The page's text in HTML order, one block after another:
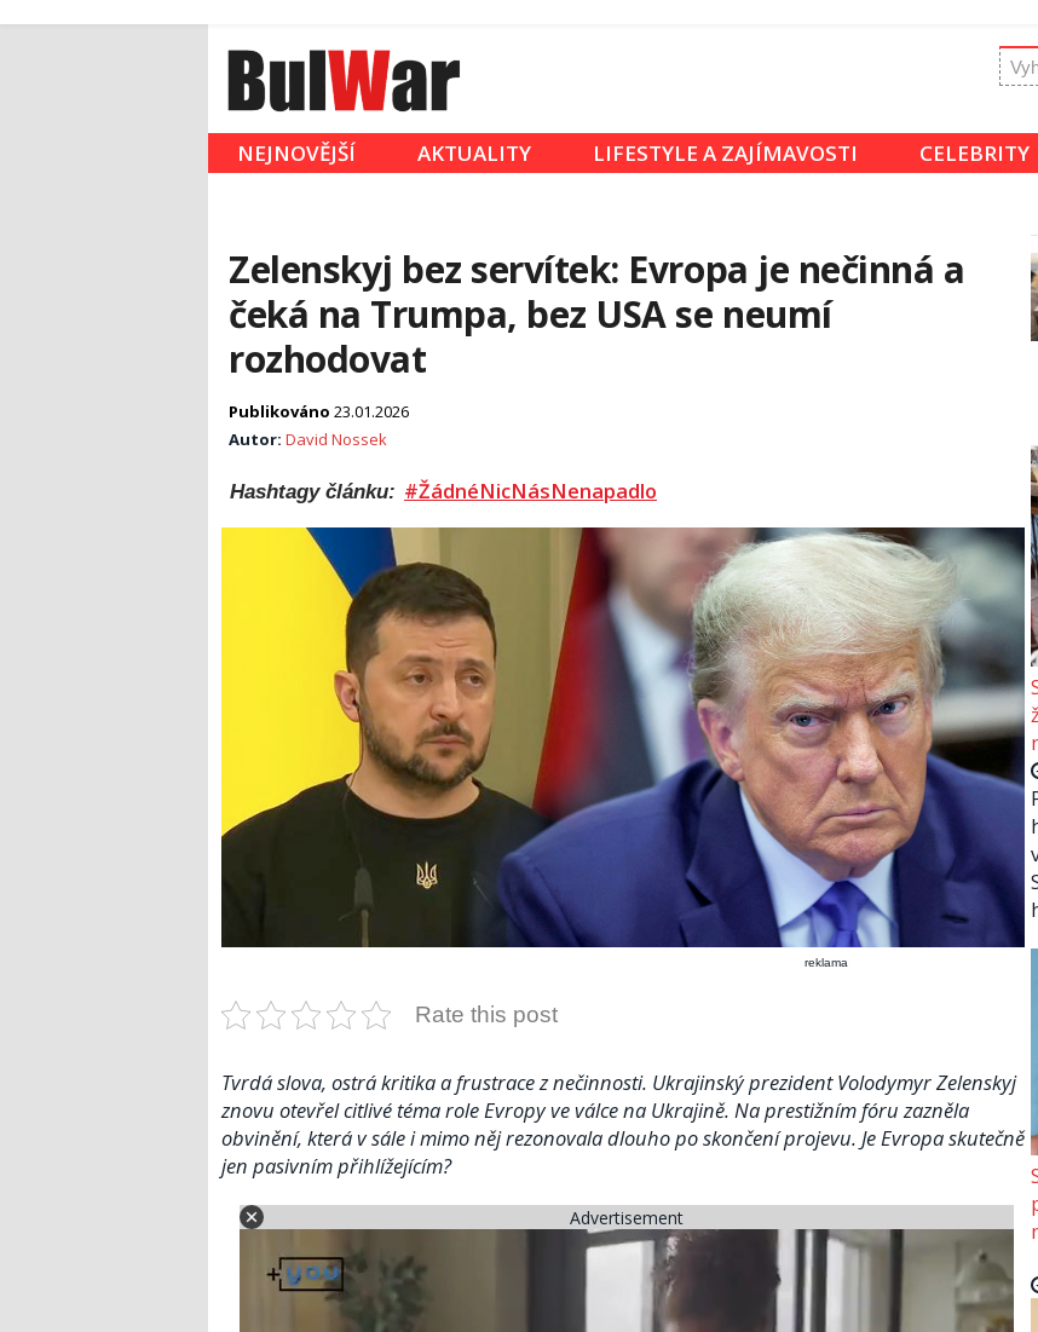
NEJNOVĚJŠÍ AKTUALITY LIFESTYLE A ZAJÍMAVOSTI CELEBRITY
Zelenskyj bez servítek: Evropa je nečinná a
čeká na Trumpa, bez USA se neumí
rozhodovat
Publikováno 23.01.2026
Autor: David Nossek
Hashtagy článku: #ŽádnéNicNásNenapadlo
reklama
Rate this post
Tvrdá slova, ostrá kritika a frustrace z nečinnosti. Ukrajinský prezident Volodymyr Zelenskyj
znovu otevřel citlivé téma role Evropy ve válce na Ukrajině. Na prestižním fóru zazněla
obvinění, která v sále i mimo něj rezonovala dlouho po skončení projevu. Je Evropa skutečně
jen pasivním přihlížejícím?
Advertisement